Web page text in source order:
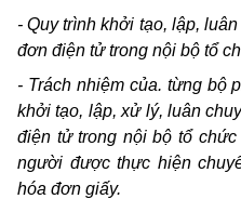
- Quy trình khởi tạo, lập,
đơn điện tử trong nội bộ tổ
- Trách nhiệm của. từng bộ
khởi tạo, lập, xử lý, luân
điện tử trong nội bộ tổ
người được thực hiện
hóa đơn giấy.